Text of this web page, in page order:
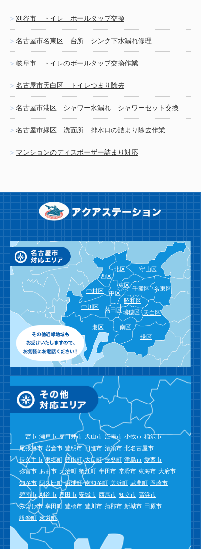
刈谷市 トイレ ボールタップ交換
名古屋市名東区 台所 シンク下水漏れ修理
岐阜市 トイレのボールタップ交換作業
名古屋市天白区 トイレつまり除去
名古屋市港区 シャワー水漏れ シャワーセット交換
名古屋市緑区 洗面所 排水口の詰まり除去作業
マンションのディスポーザー詰まり対応
北区
西区
守山区
東区 名東区
千種区
中区
中村区
昭和区
天白区
瑞穂区
熱田区
中川区
緑区
南区
港区
一宮市 瀬戸市 春日井市 犬山市 江南市 小牧市 稲沢市
尾張旭市 岩倉市 豊明市 日進市 清須市 北名古屋市
長久手市 東郷町 豊山町 大口町 扶桑町 津島市 愛西市
弥富市 あま市 大治町 蟹江町 半田市 常滑市 東海市 大府市
知多市 阿久比町 東浦町 南知多町 美浜町 武豊町 岡崎市
碧南市 刈谷市 豊田市 安城市 西尾市 知立市 高浜市
みよし市 幸田町 豊橋市 豊川市 蒲郡市 新城市 田原市
設楽町 東栄町